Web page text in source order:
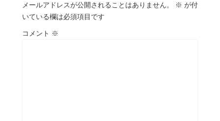
メールアドレスが公開されることはありません。 ※ が付
いている欄は必須項目です
コメント ※